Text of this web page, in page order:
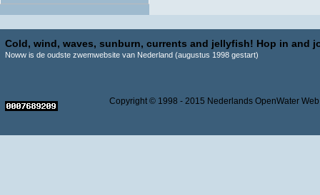
Cold, wind, waves, sunburn, currents and jellyfish! Hop in and
Noww is de oudste zwemwebsite van Nederland (augustus 1998 gestart)
Copyright © 1998 - 2015 Nederlands OpenWater